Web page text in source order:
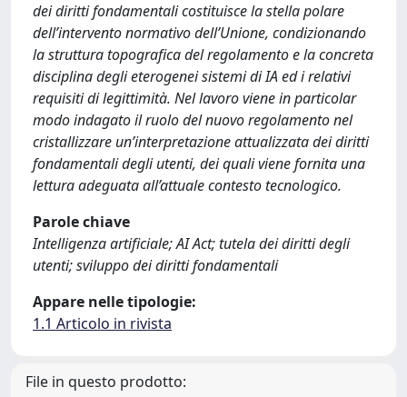
dei diritti fondamentali costituisce la stella polare
dell’intervento normativo dell’Unione, condizionando
la struttura topografica del regolamento e la concreta
disciplina degli eterogenei sistemi di IA ed i relativi
requisiti di legittimità. Nel lavoro viene in particolar
modo indagato il ruolo del nuovo regolamento nel
cristallizzare un’interpretazione attualizzata dei diritti
fondamentali degli utenti, dei quali viene fornita una
lettura adeguata all’attuale contesto tecnologico.
Parole chiave
Intelligenza artificiale; AI Act; tutela dei diritti degli
utenti; sviluppo dei diritti fondamentali
Appare nelle tipologie:
1.1 Articolo in rivista
File in questo prodotto: